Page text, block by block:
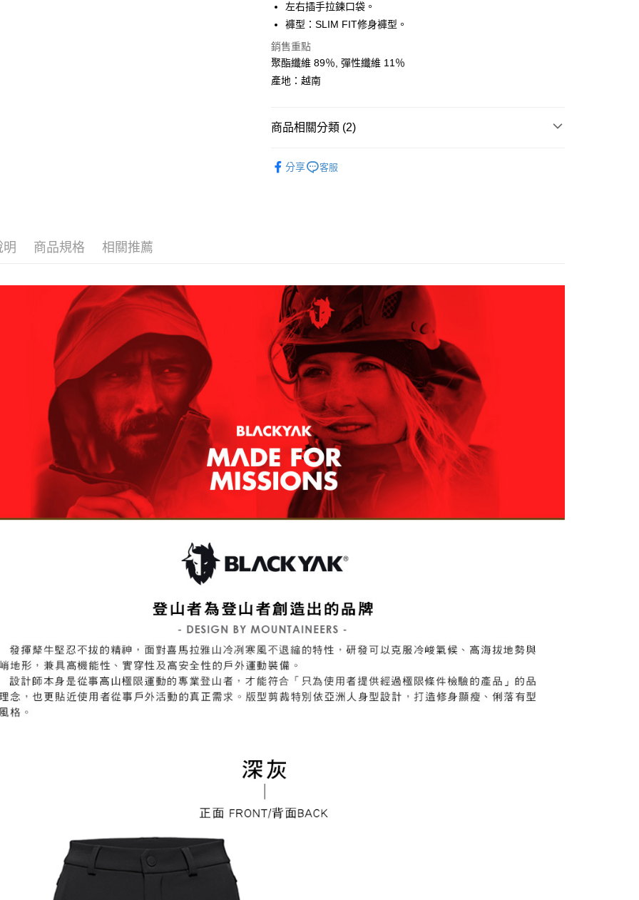
Google Pay
AFTEE先享後付
相關說明
１．簡單：不需註冊會員、不需綁卡、不需儲值。
先享後付繳納相關費用。
※ 交易是否成功請以「AFTEE先享後付 」之結帳頁面顯示為準，若有關於
是否繳費成功／繳費後需取消欲退款等相關疑問，請聯繫「AFTEE先享後
付客戶支援中心」https://netprotections.freshdesk.com/support/home
【注意事項】
１．透過由恩沛科技股份有限公司提供之「AFTEE先享後付」服務完成之
交易，需依本服務之必要範圍內提供個人資料，並將交易相關給付款項請
求債權轉讓予恩沛科技股份有限公司。
２．關於個人資料處理事宜，請瀏覽以下網址：
https://aftee.tw/terms/#terms3
３．未成年的使用者請事先徵得法定代理人或監護人之同意方可使用
「AFTEE先享後付」，若未經同意申辦者引起之損失，本公司不負相關責
任。
４．使用「AFTEE先享後付」時，將依據個別帳號之用戶狀況，依本公司
即時審查核予不同之上限額度；若仍有額度不足之情形，本公司將視審查
結果請求用戶進行身份認證。
５．嚴禁一人註冊多個帳號或使用他人資訊註冊。若發現惡意使用之情
形，恩沛科技股份有限公司將有權停止該用戶之使用額度並採取法律行
全家取貨付款
每筆NT$60，滿NT$799(含以上)免運費
付款後萊爾富取貨
每筆NT$60，滿NT$799(含以上)免運費
7-11取貨付款
每筆NT$60，滿NT$799(含以上)免運費
付款後7-11取貨
每筆NT$60，滿NT$799(含以上)免運費
宅配
每筆NT$70，滿NT$799(含以上)免運費
左右插手拉鍊口袋。
褲型：SLIM FIT修身褲型。
銷售重點
聚酯纖維 89％, 彈性纖維 11％
產地：越南
商品相關分類 (2)
分享 客服
明 商品規格 相關推薦